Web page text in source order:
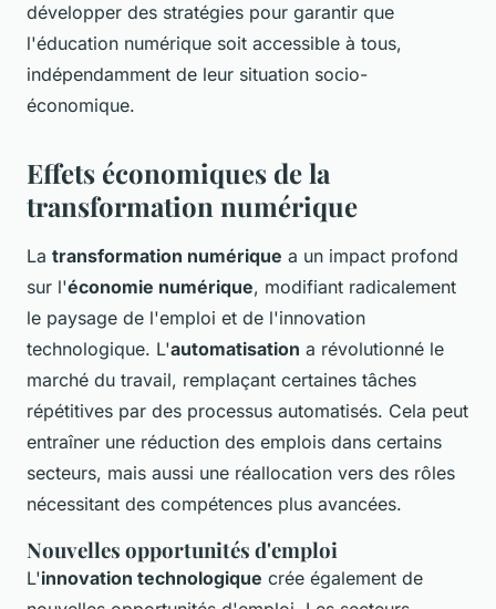
développer des stratégies pour garantir que
l'éducation numérique soit accessible à tous,
indépendamment de leur situation socio-
économique.
Effets économiques de la
transformation numérique
La transformation numérique a un impact profond
sur l'économie numérique, modifiant radicalement
le paysage de l'emploi et de l'innovation
technologique. L'automatisation a révolutionné le
marché du travail, remplaçant certaines tâches
répétitives par des processus automatisés. Cela peut
entraîner une réduction des emplois dans certains
secteurs, mais aussi une réallocation vers des rôles
nécessitant des compétences plus avancées.
Nouvelles opportunités d'emploi
L'innovation technologique crée également de